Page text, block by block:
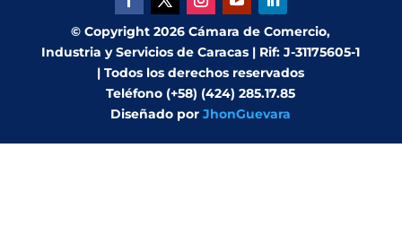
© Copyright 2026 Cámara de Comercio,
Industria y Servicios de Caracas | Rif: J-31175605-1
| Todos los derechos reservados
Teléfono (+58) (424) 285.17.85
Diseñado porJhonGuevara